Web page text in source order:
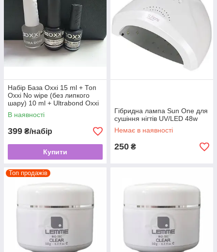
Набір База Oxxi 15 ml + Топ
Oxxi No wipe (без липкого
шару) 10 ml + Ultrabond Oxxi
15 ml
В наявності
399 ₴/набір
Купити
Гібридна лампа Sun One для
сушіння нігтів UV/LED 48w
Немає в наявності
250 ₴
Топ продажів